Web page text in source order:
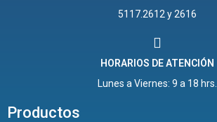
5117.2612 y 2616
HORARIOS DE ATENCIÓN
Lunes a Viernes: 9 a 18 hrs.
Productos